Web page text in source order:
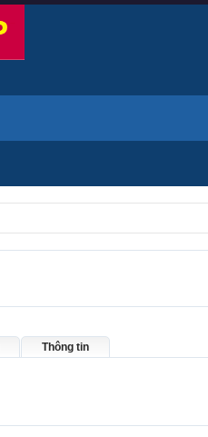
Thông tin